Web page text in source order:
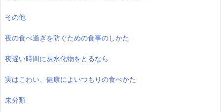
その他
夜の食べ過ぎを防ぐための食事のしかた
夜遅い時間に炭水化物をとるなら
実はこわい、健康によいつもりの食べかた
未分類